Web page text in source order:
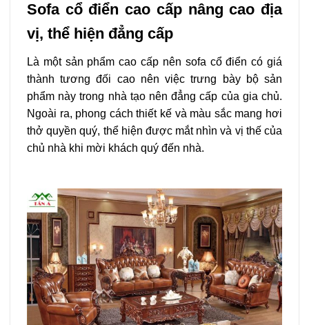
Sofa cổ điển cao cấp nâng cao địa
vị, thể hiện đẳng cấp
Là một sản phẩm cao cấp nên sofa cổ điển có giá
thành tương đối cao nên việc trưng bày bộ sản
phẩm này trong nhà tạo nên đẳng cấp của gia chủ.
Ngoài ra, phong cách thiết kế và màu sắc mang hơi
thở quyền quý, thể hiện được mắt nhìn và vị thế của
chủ nhà khi mời khách quý đến nhà.